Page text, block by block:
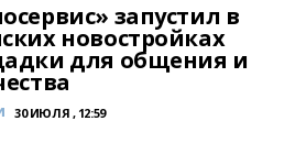
запустил в
новостройках
для общения и
30 ИЮЛЯ , 12:59